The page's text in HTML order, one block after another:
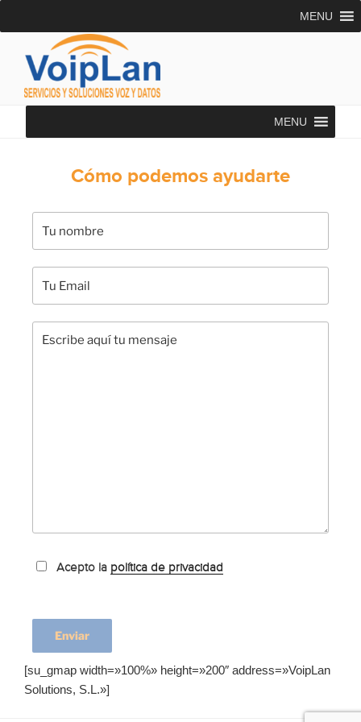
al
MENU
Asesoría Telecomunicaciones
MENU
Cómo podemos ayudarte
Acepto la política de privacidad
[su_gmap width=»100%» height=»200″ address=»VoipLan
Solutions, S.L.»]